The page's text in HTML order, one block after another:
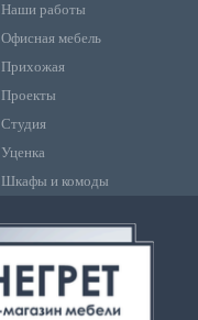
Наши работы
Офисная мебель
Прихожая
Проекты
Студия
Уценка
Шкафы и комоды